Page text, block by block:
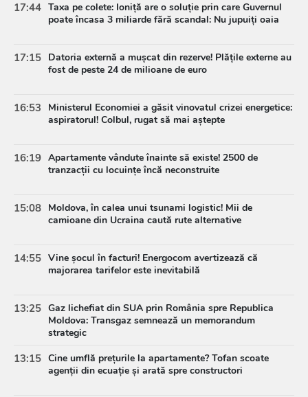
17:44 Taxa pe colete: Ioniță are o soluție prin care Guvernul
poate încasa 3 miliarde fără scandal: Nu jupuiți oaia
17:15 Datoria externă a mușcat din rezerve! Plățile externe au
fost de peste 24 de milioane de euro
16:53
Ministerul Economiei a găsit vinovatul crizei energetice:
aspiratorul! Colbul, rugat să mai aștepte
16:19 Apartamente vândute înainte să existe! 2500 de
tranzacții cu locuințe încă neconstruite
15:08 Moldova, în calea unui tsunami logistic! Mii de
camioane din Ucraina caută rute alternative
14:55 Vine șocul în facturi! Energocom avertizează că
majorarea tarifelor este inevitabilă
13:25 Gaz lichefiat din SUA prin România spre Republica
Moldova: Transgaz semnează un memorandum
strategic
13:15 Cine umflă prețurile la apartamente? Tofan scoate
agenții din ecuație și arată spre constructori